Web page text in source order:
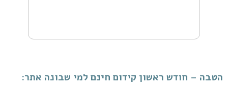
הטבה – חודש ראשון קידום חינם למי שבונה אתר: